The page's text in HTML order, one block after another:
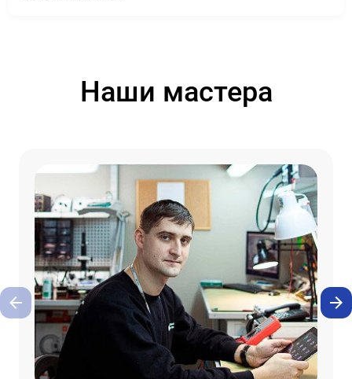
Наши мастера